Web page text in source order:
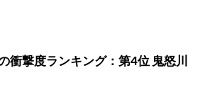
衝撃度ランキング：第4位 鬼怒川